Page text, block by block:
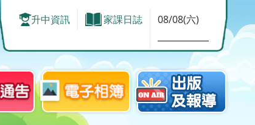
升中資訊 家課日誌
08/08(六)